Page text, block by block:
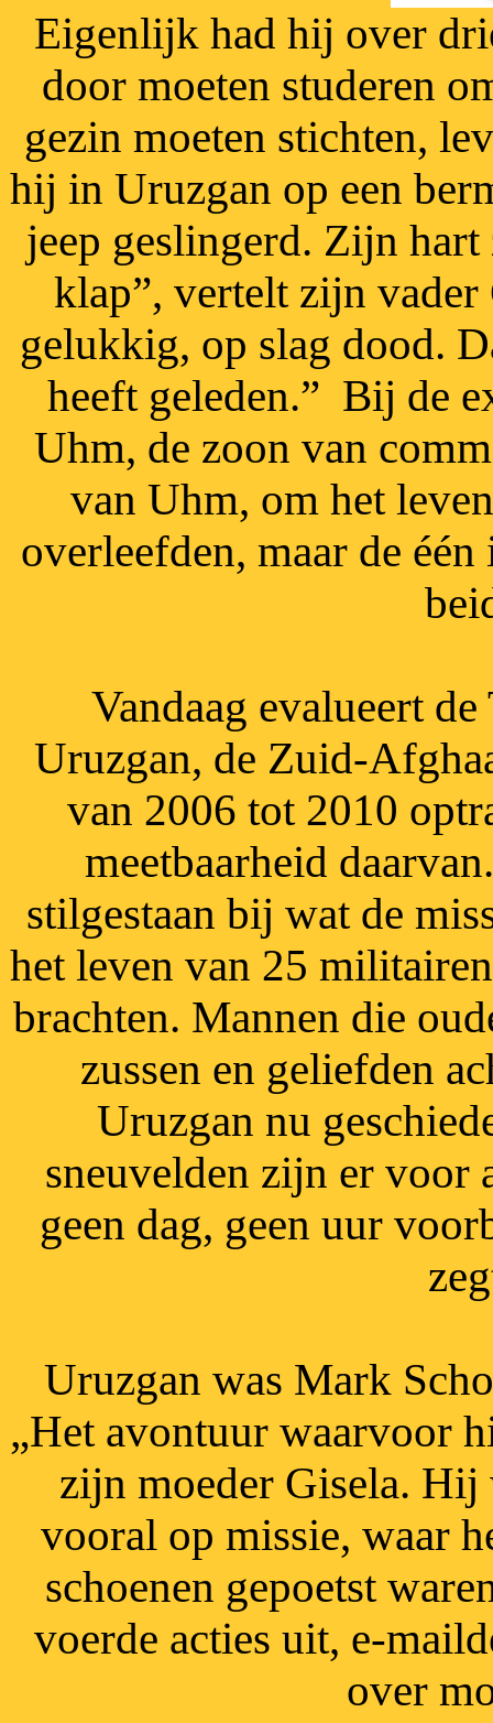
Eigenlijk had hij over
door moeten studeren
gezin moeten stichten,
hij in Uruzgan op een
jeep geslingerd. Zijn
klap”, vertelt zijn
gelukkig, op slag dood.
heeft geleden.” Bij de
Uhm, de zoon van
van Uhm, om het
overleefden, maar de
Vandaag evalueert
Uruzgan, de Zuid-
van 2006 tot 2010
meetbaarheid
stilgestaan bij wat de
het leven van 25
brachten. Mannen die
zussen en geliefden
Uruzgan nu
sneuvelden zijn er voor
geen dag, geen uur
Uruzgan was Mark
„Het avontuur waarvoor
zijn moeder Gisela.
vooral op missie, waar
schoenen gepoetst
voerde acties uit, e-
over